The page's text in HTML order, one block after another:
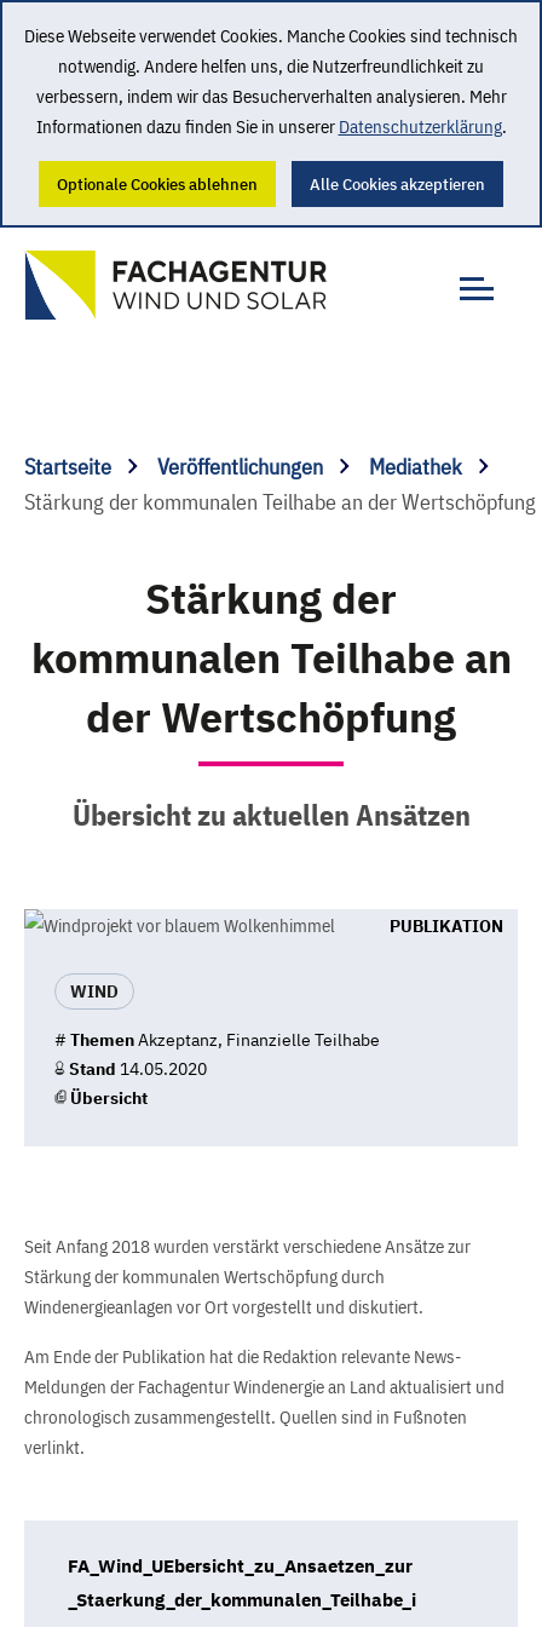
Diese Webseite verwendet Cookies. Manche Cookies sind technisch
notwendig. Andere helfen uns, die Nutzerfreundlichkeit zu
verbessern, indem wir das Besucherverhalten analysieren. Mehr
Informationen dazu finden Sie in unserer Datenschutzerklärung.
Optionale Cookies ablehnen Alle Cookies akzeptieren
Startseite Veröffentlichungen
Mediathek
Stärkung der kommunalen Teilhabe an der Wertschöpfung
Stärkung der
kommunalen Teilhabe an
der Wertschöpfung
Übersicht zu aktuellen Ansätzen
PUBLIKATION
WIND
# ThemenAkzeptanz, Finanzielle Teilhabe
Stand 14.05.2020
Übersicht
Seit Anfang 2018 wurden verstärkt verschiedene Ansätze zur
Stärkung der kommunalen Wertschöpfung durch
Windenergieanlagen vor Ort vorgestellt und diskutiert.
Am Ende der Publikation hat die Redaktion relevante News-
Meldungen der Fachagentur Windenergie an Land aktualisiert und
chronologisch zusammengestellt. Quellen sind in Fußnoten
verlinkt.
FA_Wind_UEbersicht_zu_Ansaetzen_zur
_Staerkung_der_kommunalen_Teilhabe_i